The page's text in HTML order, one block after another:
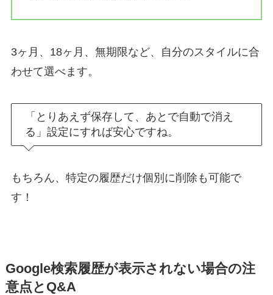
3ヶ月、18ヶ月、無期限など、自分のスタイルに合
わせて選べます。
「とりあえず保存して、あとで自動で消え
る」設定にすれば安心ですね。
もちろん、特定の履歴だけ個別に削除も可能で
す！
Google検索履歴が表示されない場合の注
意点とQ&A